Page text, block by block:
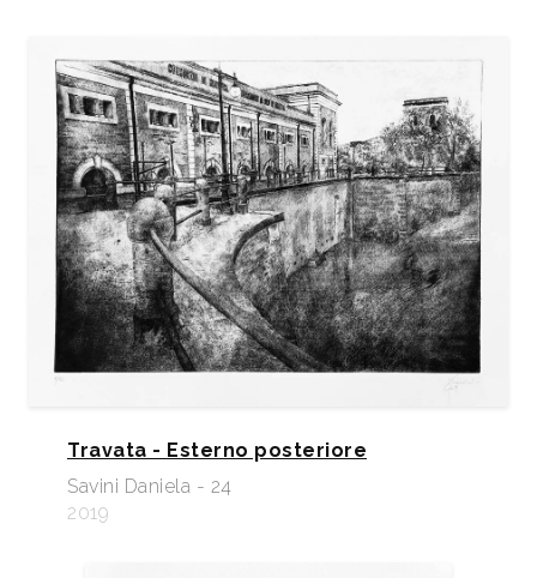
Travata - Esterno posteriore
Savini Daniela - 24
2019